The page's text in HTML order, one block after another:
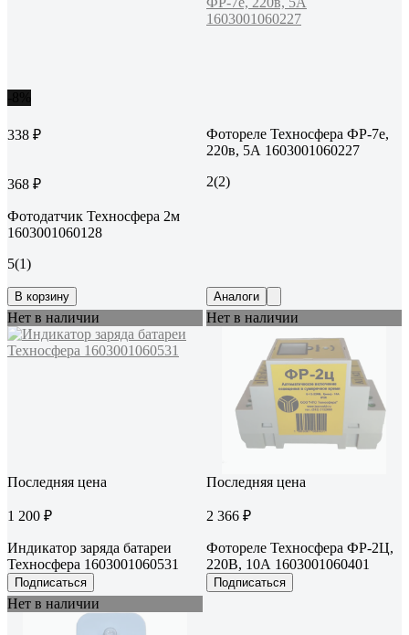
338 ₽
368 ₽
Фотодатчик Техносфера 2м
1603001060128
5(1)
В корзину
Фотореле Техносфера ФР-7е,
220в, 5А 1603001060227
2(2)
Аналоги
Нет в наличии
Последняя цена
1 200 ₽
Индикатор заряда батареи
Техносфера 1603001060531
Подписаться
Нет в наличии
Последняя цена
2 366 ₽
Фотореле Техносфера ФР-2Ц,
220В, 10А 1603001060401
Подписаться
Нет в наличии